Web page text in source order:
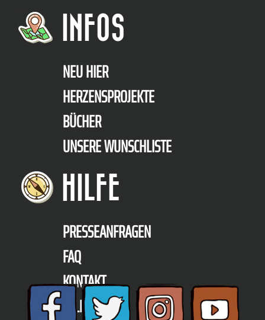
INFOS
NEU HIER
HERZENSPROJEKTE
BÜCHER
UNSERE WUNSCHLISTE
HILFE
PRESSEANFRAGEN
FAQ
KONTAKT
TELEFON